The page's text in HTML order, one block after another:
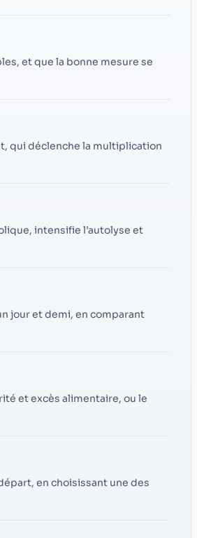
et que la bonne mesure se
qui déclenche la multiplication
intensifie l’autolyse et
jour et demi, en comparant
et excès alimentaire, ou le
en choisissant une des